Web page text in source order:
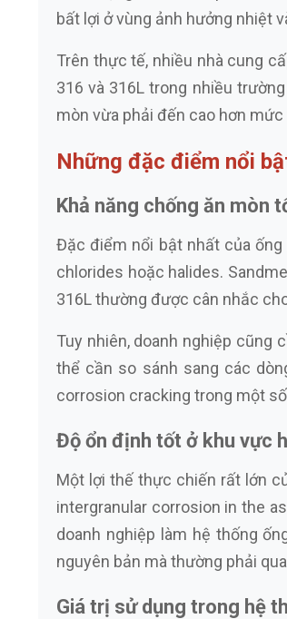
bất lợi ở vùng ảnh hưởng nhiệt
Trên thực tế, nhiều nhà cung
316 và 316L trong nhiều
mòn vừa phải đến cao hơn
Những đặc điểm nổi
Khả năng chống ăn mòn
Đặc điểm nổi bật nhất của
chlorides hoặc halides.
316L thường được cân nhắc
Tuy nhiên, doanh nghiệp cũng
thể cần so sánh sang các
corrosion cracking trong một
Độ ổn định tốt ở khu vực
Một lợi thế thực chiến rất lớn
intergranular corrosion in the
doanh nghiệp làm hệ thống
nguyên bản mà thường phải
Giá trị sử dụng trong hệ